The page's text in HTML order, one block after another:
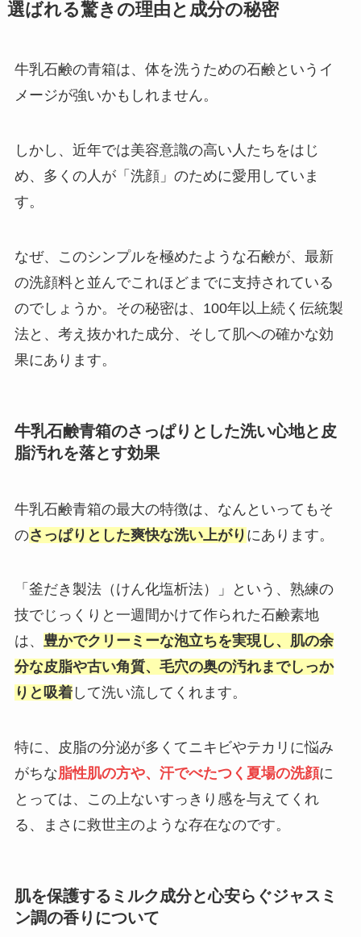
選ばれる驚きの理由と成分の秘密
牛乳石鹸の青箱は、体を洗うための石鹸というイ
メージが強いかもしれません。
しかし、近年では美容意識の高い人たちをはじ
め、多くの人が「洗顔」のために愛用していま
す。
なぜ、このシンプルを極めたような石鹸が、最新
の洗顔料と並んでこれほどまでに支持されている
のでしょうか。その秘密は、100年以上続く伝統製
法と、考え抜かれた成分、そして肌への確かな効
果にあります。
牛乳石鹸青箱のさっぱりとした洗い心地と皮
脂汚れを落とす効果
牛乳石鹸青箱の最大の特徴は、なんといってもそ
のさっぱりとした爽快な洗い上がり にあります。
「釜だき製法（けん化塩析法）」という、熟練の
技でじっくりと一週間かけて作られた石鹸素地
は、 豊かでクリーミーな泡立ちを実現し、肌の余
分な皮脂や古い角質、毛穴の奥の汚れまでしっか
りと吸着して洗い流してくれます。
特に、皮脂の分泌が多くてニキビやテカリに悩み
がちな脂性肌の方や、汗でべたつく夏場の洗顔に
とっては、この上ないすっきり感を与えてくれ
る、まさに救世主のような存在なのです。
肌を保護するミルク成分と心安らぐジャスミ
ン調の香りについて